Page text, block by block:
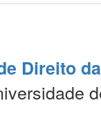
Direito